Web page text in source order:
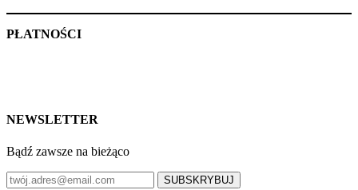
PŁATNOŚCI
NEWSLETTER
Bądź zawsze na bieżąco
SUBSKRYBUJ